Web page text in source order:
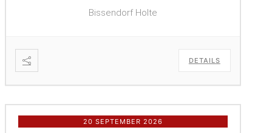
Bissendorf Holte
DETAILS
20 SEPTEMBER 2026